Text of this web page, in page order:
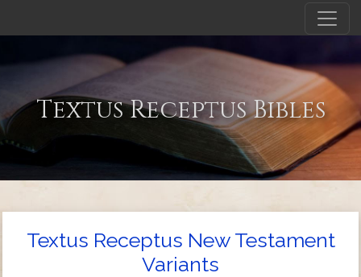
Textus Receptus Bibles
Textus Receptus New Testament
Variants